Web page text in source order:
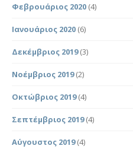
Φεβρουάριος 2020 (4)
Ιανουάριος 2020 (6)
Δεκέμβριος 2019(3)
Νοέμβριος 2019(2)
Οκτώβριος 2019(4)
Σεπτέμβριος 2019(4)
Αύγουστος 2019(4)